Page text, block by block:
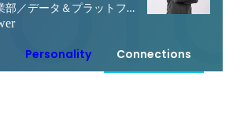
／データ＆プラットフォ
Ｔ
Personality Connections